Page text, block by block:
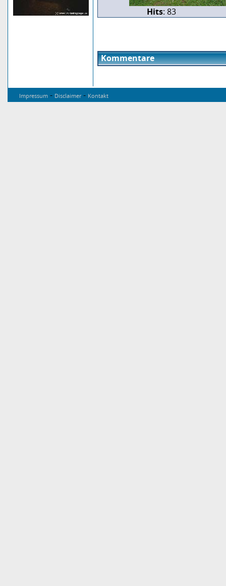
Hits: 83
Kommentare
Impressum - Disclaimer- Kontakt